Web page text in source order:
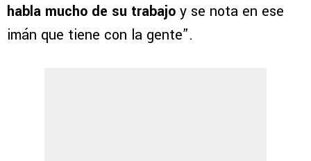
habla mucho de su trabajo y se nota en ese
imán que tiene con la gente”.